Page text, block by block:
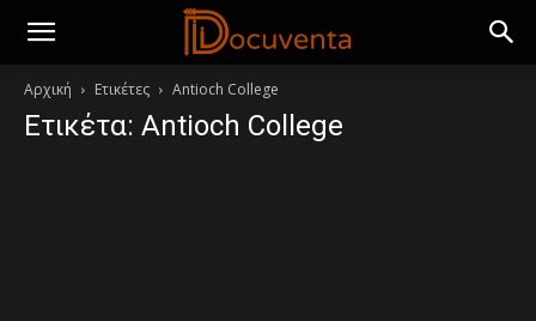
Αρχική Ετικέτες Antioch College
Ετικέτα: Antioch College